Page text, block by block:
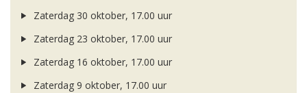
Zaterdag 30 oktober, 17.00 uur
Zaterdag 23 oktober, 17.00 uur
Zaterdag 16 oktober, 17.00 uur
Zaterdag 9 oktober, 17.00 uur